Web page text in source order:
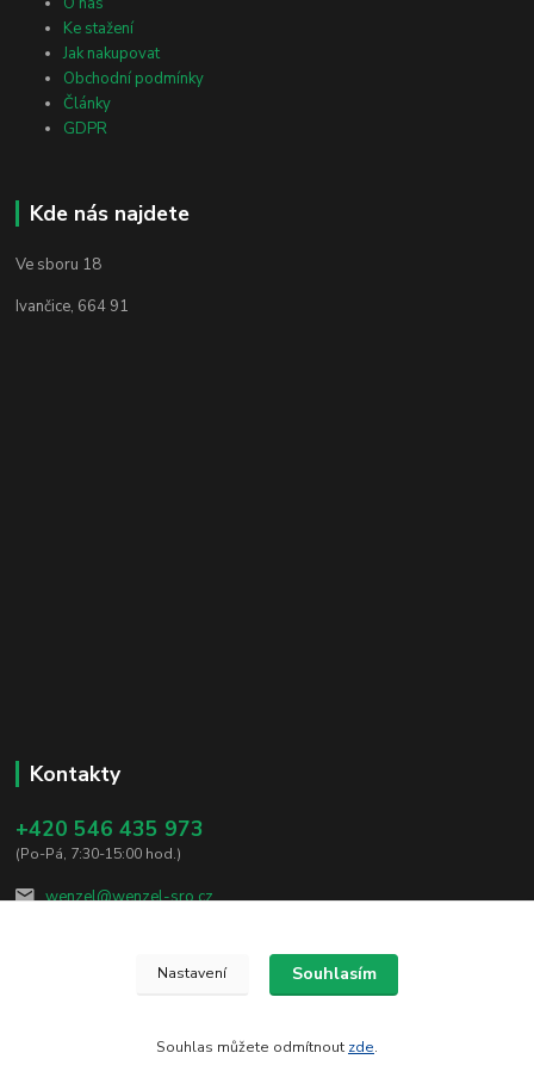
Ke stažení
Jak nakupovat
Obchodní podmínky
Články
GDPR
Kde nás najdete
Ve sboru 18
Ivančice, 664 91
Kontakty
+420 546 435 973
(Po-Pá, 7:30-15:00 hod.)
wenzel@wenzel-sro.cz
Nastavení Souhlasím
Souhlas můžete odmítnout zde.